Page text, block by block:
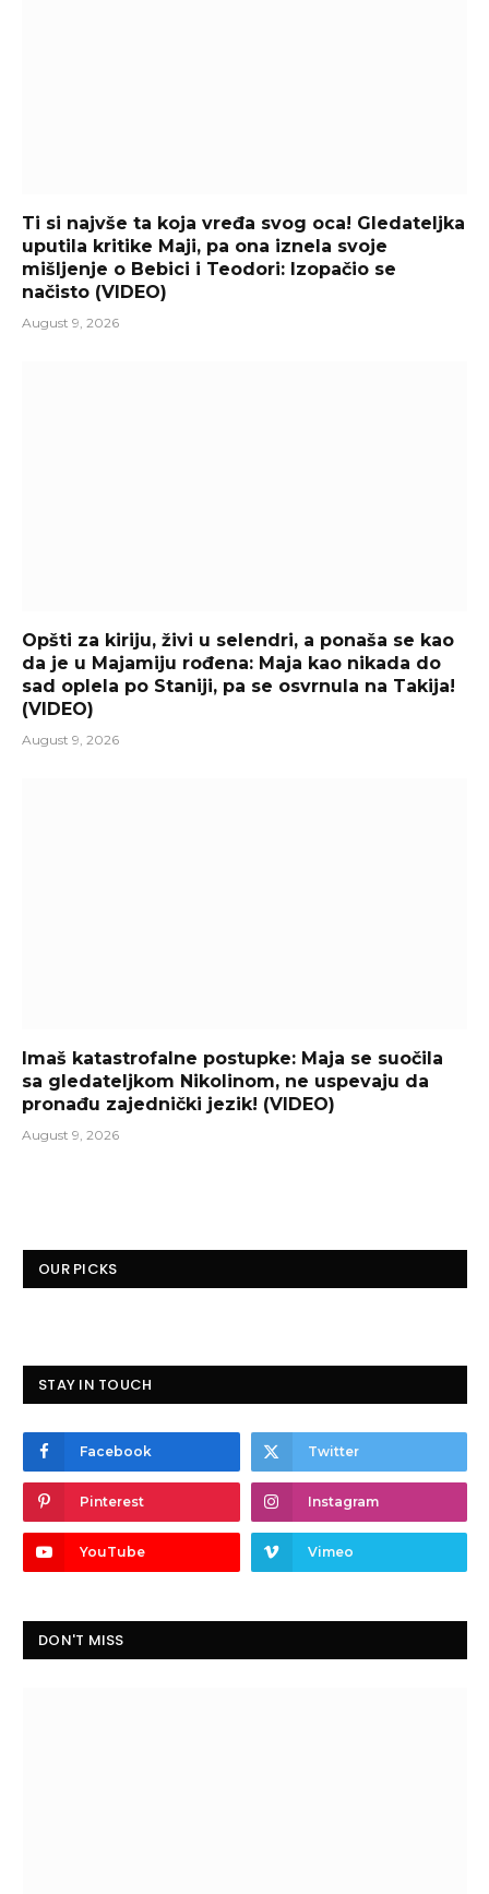
Ti si najvše ta koja vređa svog oca! Gledateljka
uputila kritike Maji, pa ona iznela svoje
mišljenje o Bebici i Teodori: Izopačio se
načisto (VIDEO)
August 9, 2026
Opšti za kiriju, živi u selendri, a ponaša se kao
da je u Majamiju rođena: Maja kao nikada do
sad oplela po Staniji, pa se osvrnula na Takija!
(VIDEO)
August 9, 2026
Imaš katastrofalne postupke: Maja se suočila
sa gledateljkom Nikolinom, ne uspevaju da
pronađu zajednički jezik! (VIDEO)
August 9, 2026
OUR PICKS
STAY IN TOUCH
Facebook Twitter
Pinterest Instagram
YouTube Vimeo
DON'T MISS